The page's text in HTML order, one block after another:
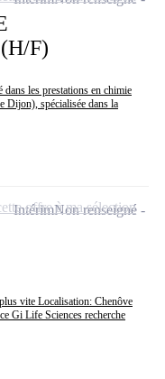
F)
les prestations en chimie
Dijon), spécialisée dans la
vite Localisation: Chenôve
Gi Life Sciences recherche
IntérimNon renseigné
offre à ma sélection